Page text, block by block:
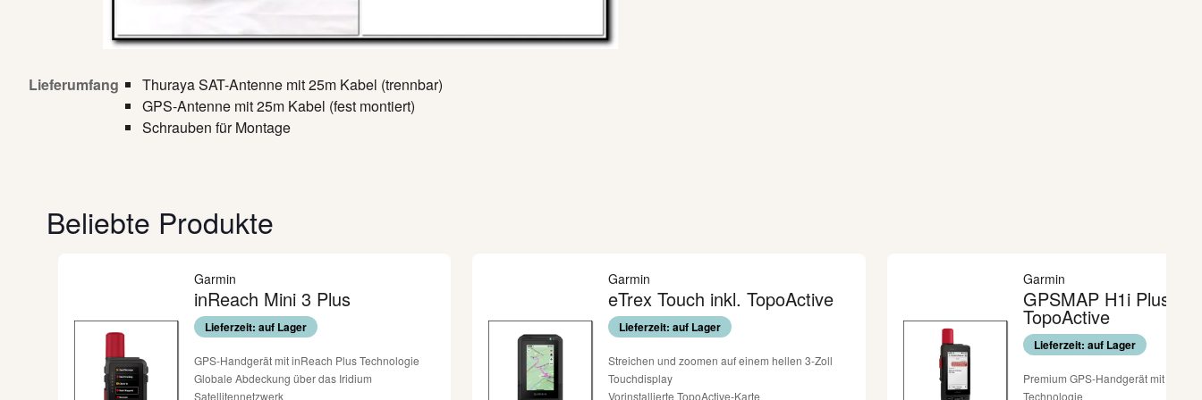
Lieferumfang
Thuraya SAT-Antenne mit 25m Kabel (trennbar)
GPS-Antenne mit 25m Kabel (fest montiert)
Schrauben für Montage
Beliebte Produkte
Garmin
inReach Mini 3 Plus
Lieferzeit: auf Lager
GPS-Handgerät mit inReach Plus Technologie
Globale Abdeckung über das Iridium
Satellitennetzwerk
Garmin
eTrex Touch inkl. TopoActive
Lieferzeit: auf Lager
Streichen und zoomen auf einem hellen 3-Zoll
Touchdisplay
Vorinstallierte TopoActive-Karte
Garmin
GPSMAP H1i Plus
TopoActive
Lieferzeit: auf Lager
Premium GPS-Handgerät mit
Technologie